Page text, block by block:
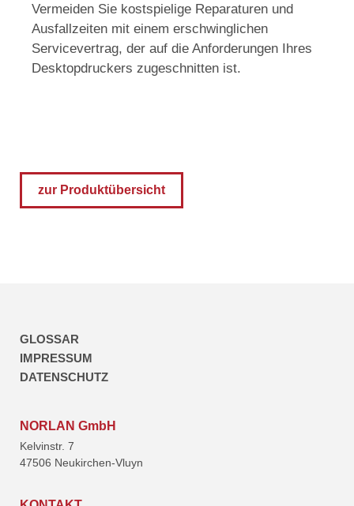
Vermeiden Sie kostspielige Reparaturen und
Ausfallzeiten mit einem erschwinglichen
Servicevertrag, der auf die Anforderungen Ihres
Desktopdruckers zugeschnitten ist.
zur Produktübersicht
GLOSSAR
IMPRESSUM
DATENSCHUTZ
NORLAN GmbH
Kelvinstr. 7
47506 Neukirchen-Vluyn